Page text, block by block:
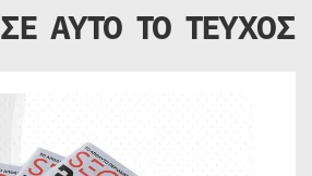
ΣΕ ΑΥΤΟ ΤΟ ΤΕΥΧΟΣ